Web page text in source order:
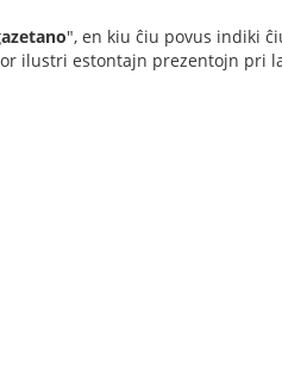
", en kiu ĉiu povus indiki
ilustri estontajn prezentojn pri